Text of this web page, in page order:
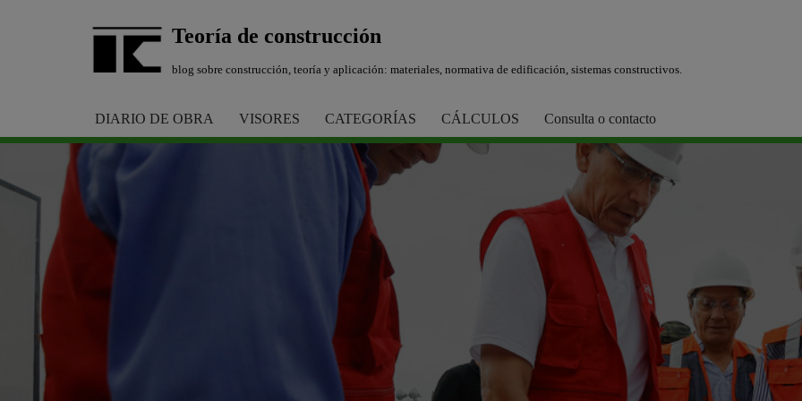
Teoría de construcción
blog sobre construcción, teoría y aplicación: materiales, normativa de edificación, sistemas constructivos.
DIARIO DE OBRA VISORES CATEGORÍAS CÁLCULOS Consulta o contacto